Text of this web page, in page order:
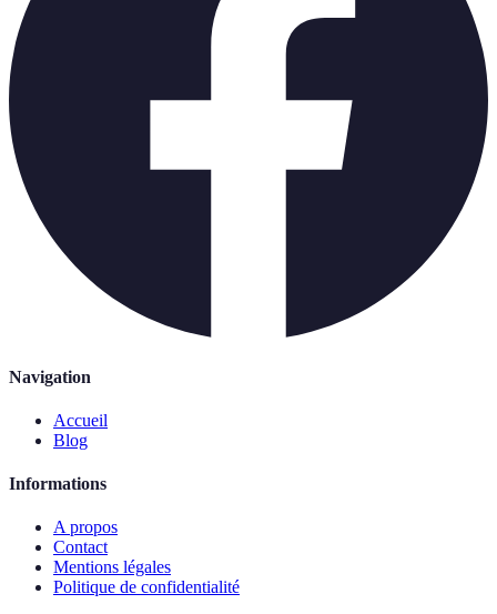
Navigation
Accueil
Blog
Informations
A propos
Contact
Mentions légales
Politique de confidentialité